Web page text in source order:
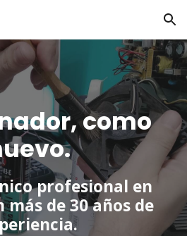
Skip to navigation
como
profesional en
más de 30 años de